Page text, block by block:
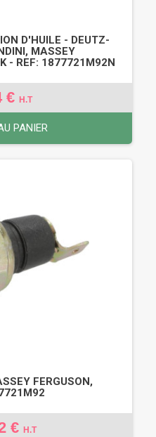
D'HUILE - DEUTZ-
MASSEY
- REF: 1877721M92N
€ H.T
PANIER
FERGUSON,
€ H.T